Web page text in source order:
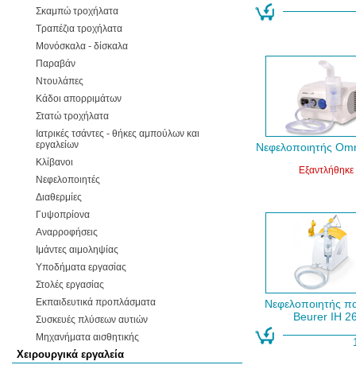
Σκαμπώ τροχήλατα
Τραπέζια τροχήλατα
Μονόσκαλα - δίσκαλα
Παραβάν
Ντουλάπες
Κάδοι απορριμάτων
Στατώ τροχήλατα
Ιατρικές τσάντες - θήκες αμπούλων και
εργαλείων
Κλίβανοι
Νεφελοποιητές
Διαθερμίες
Γυψοπρίονα
Αναρροφήσεις
Ιμάντες αιμοληψίας
Υποδήματα εργασίας
Στολές εργασίας
Εκπαιδευτικά προπλάσματα
Συσκευές πλύσεων αυτιών
Μηχανήματα αισθητικής
Χειρουργικά εργαλεία
Νεφελοποιητής
Εξαντλήθηκε
Νεφελοποιητής
Beurer IH